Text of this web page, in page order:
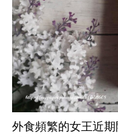
外食頻繁的女王近